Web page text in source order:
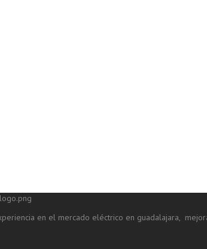
en el mercado eléctrico en guadalajara,